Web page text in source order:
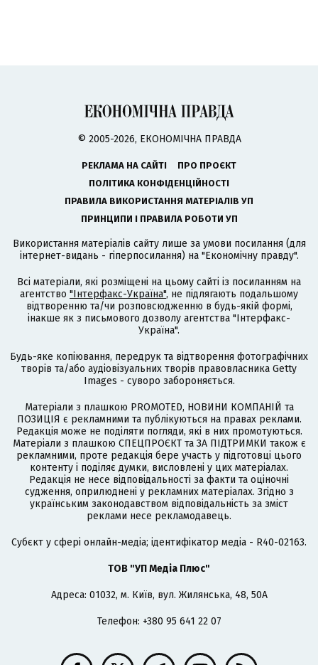
© 2005-2026, ЕКОНОМІЧНА ПРАВДА
РЕКЛАМА НА САЙТІ
ПРО ПРОЄКТ
ПОЛІТИКА КОНФІДЕНЦІЙНОСТІ
ПРАВИЛА ВИКОРИСТАННЯ МАТЕРІАЛІВ УП
ПРИНЦИПИ І ПРАВИЛА РОБОТИ УП
Використання матеріалів сайту лише за умови посилання (для
інтернет-видань - гіперпосилання) на "Економічну правду".
Всі матеріали, які розміщені на цьому сайті із посиланням на
агентство "Інтерфакс-Україна", не підлягають подальшому
відтворенню та/чи розповсюдженню в будь-якій формі,
інакше як з письмового дозволу агентства "Інтерфакс-
Україна".
Будь-яке копіювання, передрук та відтворення фотографічних
творів та/або аудіовізуальних творів правовласника Getty
Images - суворо забороняється.
Матеріали з плашкою PROMOTED, НОВИНИ КОМПАНІЙ та
ПОЗИЦІЯ є рекламними та публікуються на правах реклами.
Редакція може не поділяти погляди, які в них промотуються.
Матеріали з плашкою СПЕЦПРОЄКТ та ЗА ПІДТРИМКИ також є
рекламними, проте редакція бере участь у підготовці цього
контенту і поділяє думки, висловлені у цих матеріалах.
Редакція не несе відповідальності за факти та оціночні
судження, оприлюднені у рекламних матеріалах. Згідно з
українським законодавством відповідальність за зміст
реклами несе рекламодавець.
Cубєкт у сфері онлайн-медіа; ідентифікатор медіа - R40-02163.
ТОВ "УП Медіа Плюс"
Адреса: 01032, м. Київ, вул. Жилянська, 48, 50А
Телефон: +380 95 641 22 07